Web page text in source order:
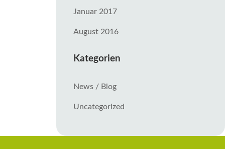
Januar 2017
August 2016
Kategorien
News / Blog
Uncategorized